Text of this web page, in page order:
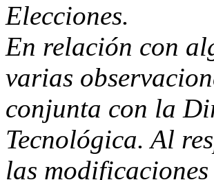
Elecciones.
En relación con
varias
conjunta con la
Tecnológica. Al
las